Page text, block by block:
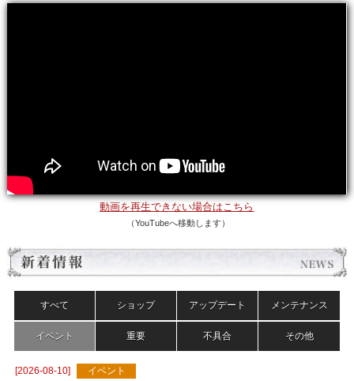
動画を再生できない場合はこちら
（YouTubeへ移動します）